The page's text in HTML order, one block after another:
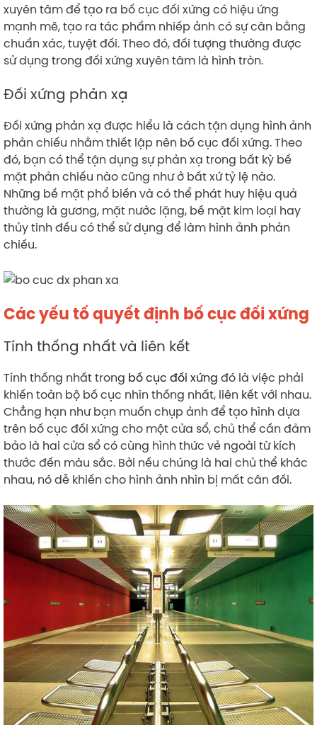
xuyên tâm để tạo ra bố cục đối xứng có hiệu ứng
mạnh mẽ, tạo ra tác phẩm nhiếp ảnh có sự cân bằng
chuẩn xác, tuyệt đối. Theo đó, đối tượng thường được
sử dụng trong đối xứng xuyên tâm là hình tròn.
Đối xứng phản xạ
Đối xứng phản xạ được hiểu là cách tận dụng hình ảnh
phản chiếu nhằm thiết lập nên bố cục đối xứng. Theo
đó, bạn có thể tận dụng sự phản xạ trong bất kỳ bề
mặt phản chiếu nào cũng như ở bất xứ tỷ lệ nào.
Những bề mặt phổ biến và có thể phát huy hiệu quả
thường là gương, mặt nước lặng, bề mặt kim loại hay
thủy tinh đều có thể sử dụng để làm hình ảnh phản
chiếu.
Các yếu tố quyết định bố cục đối xứng
Tính thống nhất và liên kết
Tính thống nhất trong bố cục đối xứng đó là việc phải
khiến toàn bộ bố cục nhìn thống nhất, liên kết với nhau.
Chẳng hạn như bạn muốn chụp ảnh để tạo hình dựa
trên bố cục đối xứng cho một cửa sổ, chủ thể cần đảm
bảo là hai cửa sổ có cùng hình thức vẻ ngoài từ kích
thước đến màu sắc. Bởi nếu chúng là hai chủ thể khác
nhau, nó dễ khiến cho hình ảnh nhìn bị mất cân đối.